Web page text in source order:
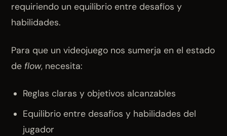
requiriendo un equilibrio entre desafíos y
habilidades.
Para que un videojuego nos sumerja en el estado
de flow, necesita:
Reglas claras y objetivos alcanzables
Equilibrio entre desafíos y habilidades del
jugador